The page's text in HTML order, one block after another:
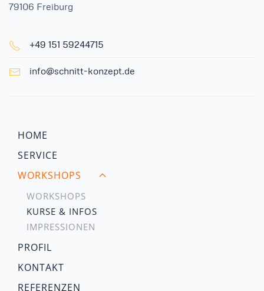
79106 Freiburg
+49 151 59244715
info@schnitt-konzept.de
HOME
SERVICE
WORKSHOPS
WORKSHOPS
KURSE & INFOS
IMPRESSIONEN
PROFIL
KONTAKT
REFERENZEN